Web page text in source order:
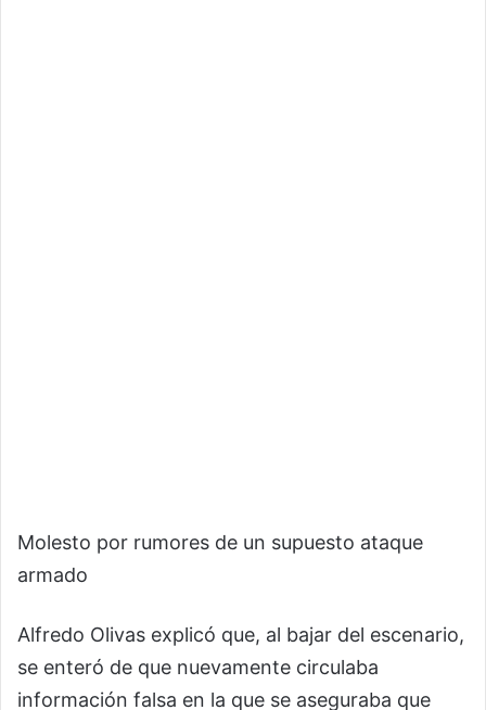
Molesto por rumores de un supuesto ataque
armado
Alfredo Olivas explicó que, al bajar del escenario,
se enteró de que nuevamente circulaba
información falsa en la que se aseguraba que